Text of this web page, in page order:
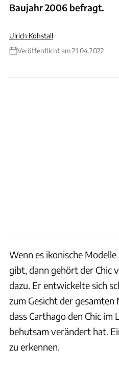
Baujahr 2006 befragt.
Ulrich Kohstall
Veröffentlicht am 21.04.2022
Wenn es ikonische
gibt, dann gehört der Chic
dazu. Er entwickelte sich
zum Gesicht der gesamten
dass Carthago den Chic im
behutsam verändert hat.
zu erkennen.